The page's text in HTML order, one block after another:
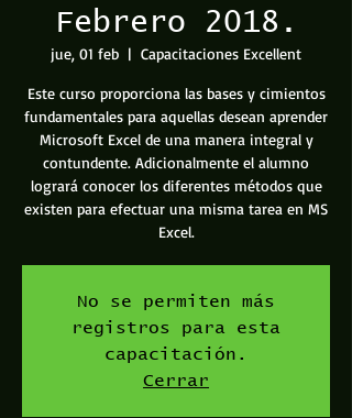
Febrero 2018.
jue, 01 feb
  |
Capacitaciones Excellent
Este curso proporciona las bases y cimientos
fundamentales para aquellas desean aprender
Microsoft Excel de una manera integral y
contundente. Adicionalmente el alumno
logrará conocer los diferentes métodos que
existen para efectuar una misma tarea en MS
Excel.
No se permiten más
registros para esta
capacitación.
Cerrar